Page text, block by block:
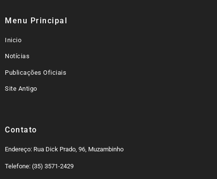
Menu Principal
Inicio
Notícias
Publicações Oficiais
Site Antigo
Contato
Endereço: Rua Dick Prado, 96, Muzambinho
Telefone: (35) 3571-2429